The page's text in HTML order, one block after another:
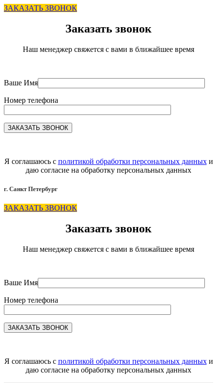
ЗАКАЗАТЬ ЗВОНОК
Заказать звонок
Наш менеджер свяжется с вами в ближайшее время
Ваше Имя
Номер телефона
Я соглашаюсь с политикой обработки персональных данныхи
даю согласие на обработку персональных данных
г. Санкт Петербург
ЗАКАЗАТЬ ЗВОНОК
Заказать звонок
Наш менеджер свяжется с вами в ближайшее время
Ваше Имя
Номер телефона
Я соглашаюсь с политикой обработки персональных данныхи
даю согласие на обработку персональных данных